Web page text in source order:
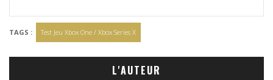
TAGS : Test Jeu Xbox One / Xbox Series X
L'AUTEUR